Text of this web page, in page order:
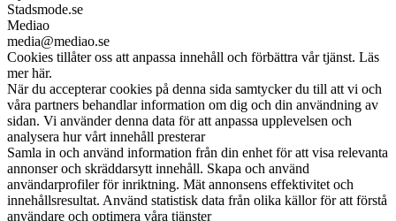
Stadsmode.se
Mediao
media@mediao.se
Cookies tillåter oss att anpassa innehåll och förbättra vår tjänst. Läs
mer här.
När du accepterar cookies på denna sida samtycker du till att vi och
våra partners behandlar information om dig och din användning av
sidan. Vi använder denna data för att anpassa upplevelsen och
analysera hur vårt innehåll presterar
Samla in och använd information från din enhet för att visa relevanta
annonser och skräddarsytt innehåll. Skapa och använd
användarprofiler för inriktning. Mät annonsens effektivitet och
innehållsresultat. Använd statistisk data från olika källor för att förstå
användare och optimera våra tjänster